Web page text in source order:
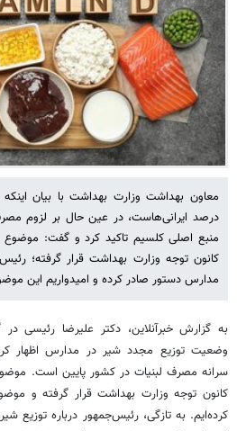
درصد ایرانی‌هاست، در عین حال بر لزوم
منبع اصلی کلسیم تاکید کرد و گفت:
کانون توجه وزارت بهداشت قرار گرفته؛
مدارس دستور صادر کرده و امیدواریم این
به گزارش خبرآنلاین، دکتر علیرضا رئیسی
وضعیت توزیع مجدد شیر در مدارس اظهار
سرانه مصرف لبنیات در کشور پایین است.
کانون توجه وزارت بهداشت قرار گرفته و
کرده‌ایم. به تازگی، رئیس‌جمهور درباره توزیع